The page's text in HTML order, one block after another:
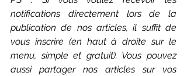
notifications directement lors de la
publication de nos articles, il suffit de
vous inscrire (en haut à droite sur le
menu, simple et gratuit). Vous pouvez
aussi partager nos articles sur vos